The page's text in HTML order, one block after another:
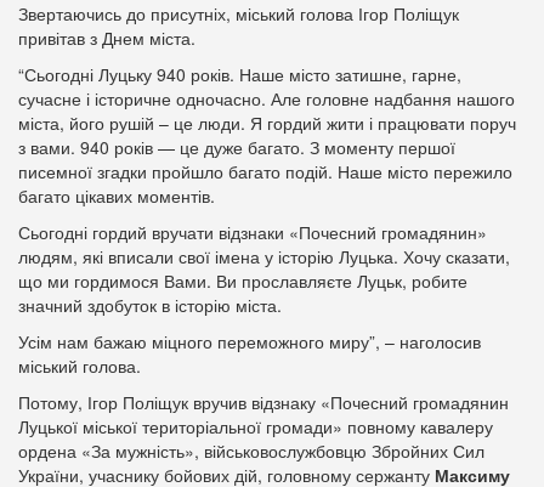
Звертаючись до присутніх, міський голова Ігор Поліщук
привітав з Днем міста.
“Сьогодні Луцьку 940 років. Наше місто затишне, гарне,
сучасне і історичне одночасно. Але головне надбання нашого
міста, його рушій – це люди. Я гордий жити і працювати поруч
з вами. 940 років — це дуже багато. З моменту першої
писемної згадки пройшло багато подій. Наше місто пережило
багато цікавих моментів.
Сьогодні гордий вручати відзнаки «Почесний громадянин»
людям, які вписали свої імена у історію Луцька. Хочу сказати,
що ми гордимося Вами. Ви прославляєте Луцьк, робите
значний здобуток в історію міста.
Усім нам бажаю міцного переможного миру”, – наголосив
міський голова.
Потому, Ігор Поліщук вручив відзнаку «Почесний громадянин
Луцької міської територіальної громади» повному кавалеру
ордена «За мужність», військовослужбовцю Збройних Сил
України, учаснику бойових дій, головному сержанту Максиму